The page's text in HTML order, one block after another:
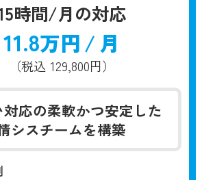
時間/月の対応
11.8万円/月
（税込 129,800円）
応の柔軟かつ安定した
シスチームを構築